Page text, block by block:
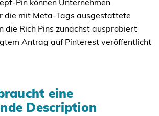
Pin können Unternehmen
die mit Meta-Tags ausgestattete
die Rich Pins zunächst ausprobiert
Antrag auf Pinterest veröffentlicht
eine
Description